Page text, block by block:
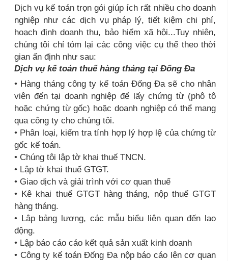
Dịch vụ kế toán trọn gói giúp ích rất nhiều cho doanh
nghiệp như các dịch vụ pháp lý, tiết kiệm chi phí,
hoạch định doanh thu, bảo hiểm xã hội...Tuy nhiên,
chúng tôi chỉ tóm lại các công việc cụ thể theo thời
gian ấn định như sau:
Dịch vụ kế toán thuế hàng tháng tại Đống Đa
• Hàng tháng công ty kế toán Đống Đa sẽ cho nhân
viên đến tại doanh nghiệp để lấy chứng từ (phô tô
hoặc chứng từ gốc) hoặc doanh nghiệp có thể mang
qua công ty cho chúng tôi.
• Phân loại, kiểm tra tính hợp lý hợp lệ của chứng từ
gốc kế toán.
• Chúng tôi lập tờ khai thuế TNCN.
• Lập tờ khai thuế GTGT.
• Giao dịch và giải trình với cơ quan thuế
• Kê khai thuế GTGT hàng tháng, nộp thuế GTGT
hàng tháng.
• Lập bảng lương, các mẫu biểu liên quan đến lao
động.
• Lập báo cáo cáo kết quả sản xuất kinh doanh
• Công ty kế toán Đống Đa nộp báo cáo lên cơ quan